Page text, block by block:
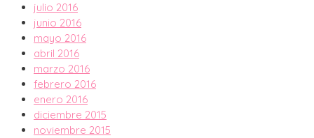
julio 2016
junio 2016
mayo 2016
abril 2016
marzo 2016
febrero 2016
enero 2016
diciembre 2015
noviembre 2015